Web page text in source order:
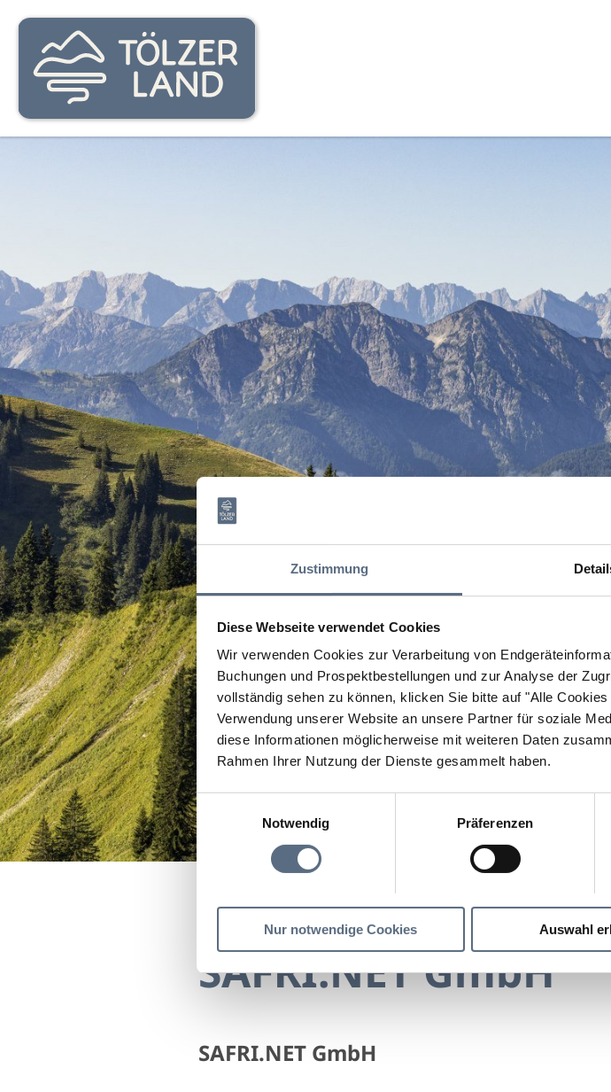
Zustimmung
Diese Webseite verwendet Cookies
Wir verwenden Cookies zur Verarbeitung von
Buchungen und Prospektbestellungen und zur Analyse der
vollständig sehen zu können, klicken Sie bitte auf "Alle
Verwendung unserer Website an unsere Partner für soziale
diese Informationen möglicherweise mit weiteren Daten
Rahmen Ihrer Nutzung der Dienste gesammelt haben.
Einwilligungsauswahl
Notwendig
Präferenzen
Nur notwendige Cookies Auswahl
SAFRI.NET GmbH
SAFRI.NET GmbH